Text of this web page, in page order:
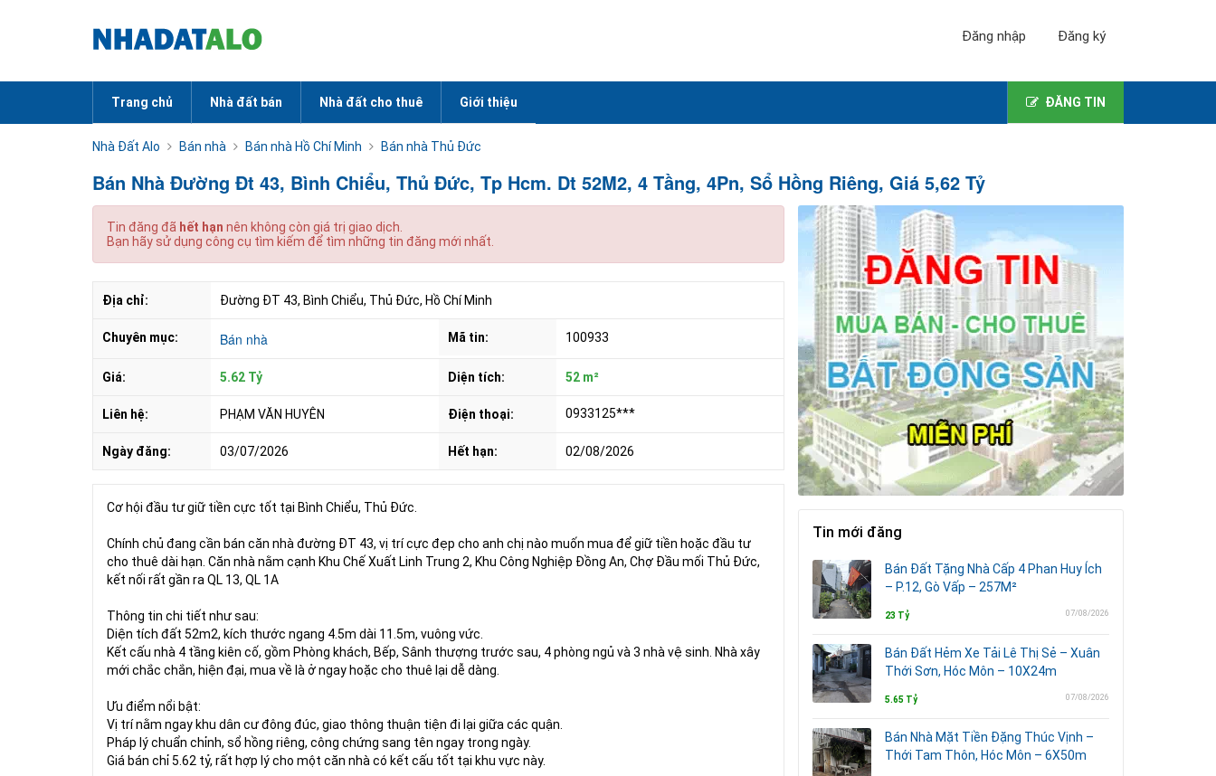
Đăng nhập Đăng ký
Trang chủ Nhà đất bán Nhà đất cho thuê Giới thiệu ĐĂNG TIN
Nhà Đất Alo Bán nhà Bán nhà Hồ Chí Minh Bán nhà Thủ Đức
Bán Nhà Đường Đt 43, Bình Chiểu, Thủ Đức, Tp Hcm. Dt 52M2, 4 Tầng, 4Pn, Sổ Hồng Riêng, Giá 5,62 Tỷ
Tin đăng đã hết hạn nên không còn giá trị giao dịch.
Bạn hãy sử dụng công cụ tìm kiếm để tìm những tin đăng mới nhất.
Địa chỉ: Đường ĐT 43, Bình Chiểu, Thủ Đức, Hồ Chí Minh
Chuyên mục: Bán nhà Mã tin: 100933
Giá: 5.62 Tỷ Diện tích: 52 m²
Liên hệ: PHẠM VĂN HUYÊN Điện thoại: 0933125***
Ngày đăng: 03/07/2026 Hết hạn: 02/08/2026
Cơ hội đầu tư giữ tiền cực tốt tại Bình Chiểu, Thủ Đức.
Chính chủ đang cần bán căn nhà đường ĐT 43, vị trí cực đẹp cho anh chị nào muốn mua để giữ tiền hoặc đầu tư
cho thuê dài hạn. Căn nhà nằm cạnh Khu Chế Xuất Linh Trung 2, Khu Công Nghiệp Đồng An, Chợ Đầu mối Thủ Đức,
kết nối rất gần ra QL 13, QL 1A
Thông tin chi tiết như sau:
Diện tích đất 52m2, kích thước ngang 4.5m dài 11.5m, vuông vức.
Kết cấu nhà 4 tầng kiên cố, gồm Phòng khách, Bếp, Sânh thượng trước sau, 4 phòng ngủ và 3 nhà vệ sinh. Nhà xây
mới chắc chắn, hiện đại, mua về là ở ngay hoặc cho thuê lại dễ dàng.
Ưu điểm nổi bật:
Vị trí nằm ngay khu dân cư đông đúc, giao thông thuận tiện đi lại giữa các quận.
Pháp lý chuẩn chỉnh, sổ hồng riêng, công chứng sang tên ngay trong ngày.
Giá bán chỉ 5.62 tỷ, rất hợp lý cho một căn nhà có kết cấu tốt tại khu vực này.
Tin mới đăng
Bán Đất Tặng Nhà Cấp 4 Phan Huy Ích
– P.12, Gò Vấp – 257M²
23 Tỷ 07/08/2026
Bán Đất Hẻm Xe Tải Lê Thị Sẻ – Xuân
Thới Sơn, Hóc Môn – 10X24m
5.65 Tỷ 07/08/2026
Bán Nhà Mặt Tiền Đặng Thúc Vịnh –
Thới Tam Thôn, Hóc Môn – 6X50m